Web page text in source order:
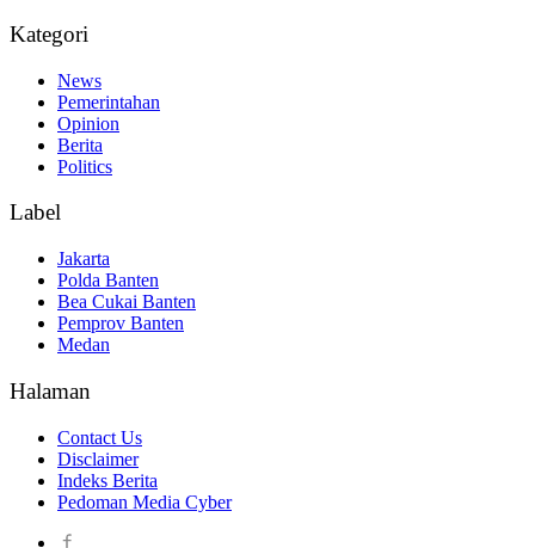
Kategori
News
Pemerintahan
Opinion
Berita
Politics
Label
Jakarta
Polda Banten
Bea Cukai Banten
Pemprov Banten
Medan
Halaman
Contact Us
Disclaimer
Indeks Berita
Pedoman Media Cyber